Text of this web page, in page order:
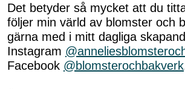
Det betyder så mycket att du
följer min värld av blomster och
gärna med i mitt dagliga
Instagram
Facebook @blomsterochbakverk